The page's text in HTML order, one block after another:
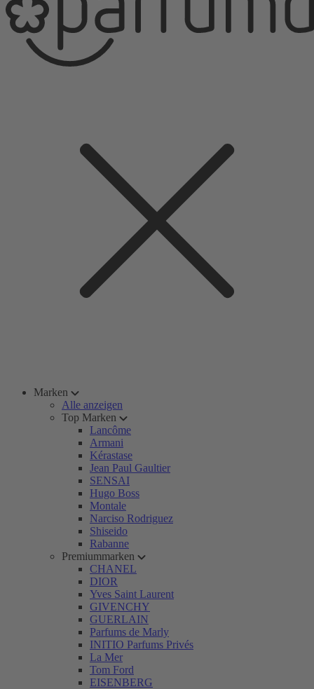
Marken
Alle anzeigen
Top Marken
Lancôme
Armani
Kérastase
Jean Paul Gaultier
SENSAI
Hugo Boss
Montale
Narciso Rodriguez
Shiseido
Rabanne
Premiummarken
CHANEL
DIOR
Yves Saint Laurent
GIVENCHY
GUERLAIN
Parfums de Marly
INITIO Parfums Privés
La Mer
Tom Ford
EISENBERG